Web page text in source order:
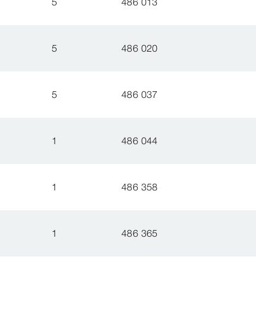
5 486 020
5 486 037
1 486 044
1 486 358
1 486 365